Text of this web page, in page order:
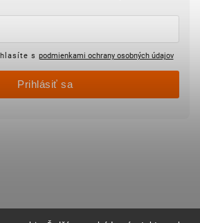
s podmienkami ochrany osobných údajov
Prihlásiť sa